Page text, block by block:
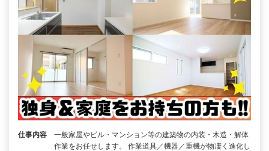
仕事内容
一般家屋やビル・マンション等の建築物の内装・木造・解体
作業をお任せします。 作業道具／機器／重機が物凄く進化し